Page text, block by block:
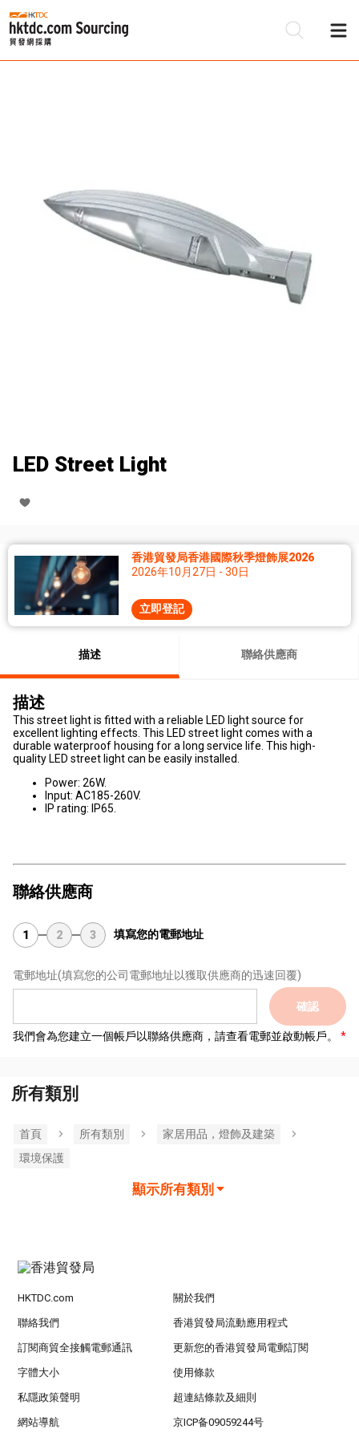
LED Street Light
香港貿發局香港國際秋季燈飾展2026
2026年10月27日 - 30日
立即登記
描述 聯絡供應商
描述
This street light is fitted with a reliable LED light source for
excellent lighting effects. This LED street light comes with a
durable waterproof housing for a long service life. This high-
quality LED street light can be easily installed.
Power: 26W.
Input: AC185-260V.
IP rating: IP65.
聯絡供應商
1 2 3 填寫您的電郵地址
電郵地址(填寫您的公司電郵地址以獲取供應商的迅速回覆)
確認
我們會為您建立一個帳戶以聯絡供應商，請查看電郵並啟動帳戶。
所有類別
首頁 所有類別
家居用品，燈飾及建築
環境保護
顯示所有類別
HKTDC.com 關於我們
聯絡我們 香港貿發局流動應用程式
訂閱商貿全接觸電郵通訊 更新您的香港貿發局電郵訂閱
字體大小 使用條款
私隱政策聲明 超連結條款及細則
網站導航 京ICP备09059244号